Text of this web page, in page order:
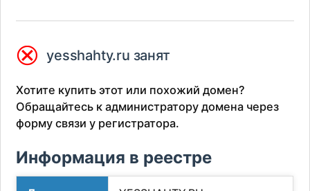
⮿ yesshahty.ru занят
Хотите купить этот или похожий домен?
Обращайтесь к администратору домена через
форму связи у регистратора.
Информация в реестре